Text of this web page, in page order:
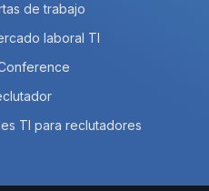
de trabajo
laboral TI
TI para reclutadores